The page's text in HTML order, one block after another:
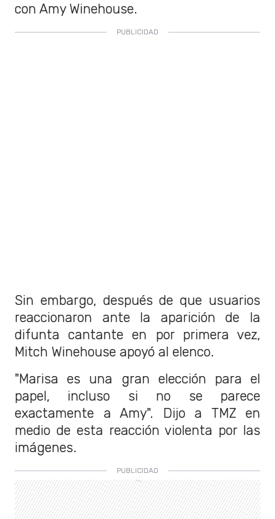
con Amy Winehouse.
Sin embargo, después de que usuarios
reaccionaron ante la aparición de la
difunta cantante en por primera vez,
Mitch Winehouse apoyó al elenco.
"Marisa es una gran elección para el
papel, incluso si no se parece
exactamente a Amy". Dijo a TMZ en
medio de esta reacción violenta por las
imágenes.